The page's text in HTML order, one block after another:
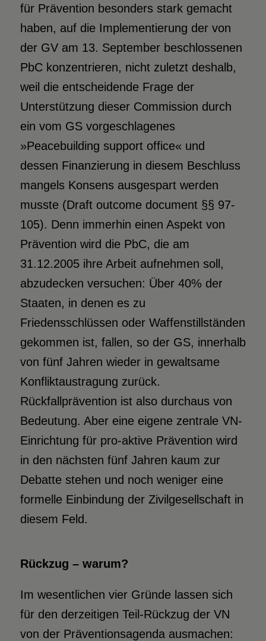
für Prävention besonders stark gemacht
haben, auf die Implementierung der von
der GV am 13. September beschlossenen
PbC konzentrieren, nicht zuletzt deshalb,
weil die entscheidende Frage der
Unterstützung dieser Commission durch
ein vom GS vorgeschlagenes
»Peacebuilding support office« und
dessen Finanzierung in diesem Beschluss
mangels Konsens ausgespart werden
musste (Draft outcome document §§ 97-
105). Denn immerhin einen Aspekt von
Prävention wird die PbC, die am
31.12.2005 ihre Arbeit aufnehmen soll,
abzudecken versuchen: Über 40% der
Staaten, in denen es zu
Friedensschlüssen oder Waffenstillständen
gekommen ist, fallen, so der GS, innerhalb
von fünf Jahren wieder in gewaltsame
Konfliktaustragung zurück.
Rückfallprävention ist also durchaus von
Bedeutung. Aber eine eigene zentrale VN-
Einrichtung für pro-aktive Prävention wird
in den nächsten fünf Jahren kaum zur
Debatte stehen und noch weniger eine
formelle Einbindung der Zivilgesellschaft in
diesem Feld.
Rückzug – warum?
Im wesentlichen vier Gründe lassen sich
für den derzeitigen Teil-Rückzug der VN
von der Präventionsagenda ausmachen: